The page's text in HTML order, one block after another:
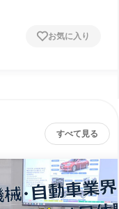
お気に入り
すべて見る